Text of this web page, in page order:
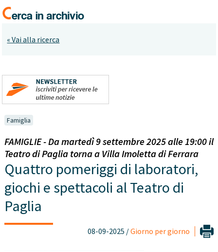
« Vai alla ricerca
Famiglia
FAMIGLIE - Da martedì 9 settembre 2025 alle 19:00 il
Teatro di Paglia torna a Villa Imoletta di Ferrara
Quattro pomeriggi di laboratori,
giochi e spettacoli al Teatro di
Paglia
08-09-2025 /Giorno per giorno